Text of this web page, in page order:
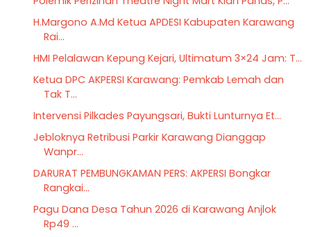
H.Margono A.Md Ketua APDESI Kabupaten Karawang
Rai...
HMI Pelalawan Kepung Kejari, Ultimatum 3×24 Jam: T...
Ketua DPC AKPERSI Karawang: Pemkab Lemah dan
Tak T...
Intervensi Pilkades Payungsari, Bukti Lunturnya Et...
Jebloknya Retribusi Parkir Karawang Dianggap
Wanpr...
DARURAT PEMBUNGKAMAN PERS: AKPERSI Bongkar
Rangkai...
Pagu Dana Desa Tahun 2026 di Karawang Anjlok
Rp49 ...